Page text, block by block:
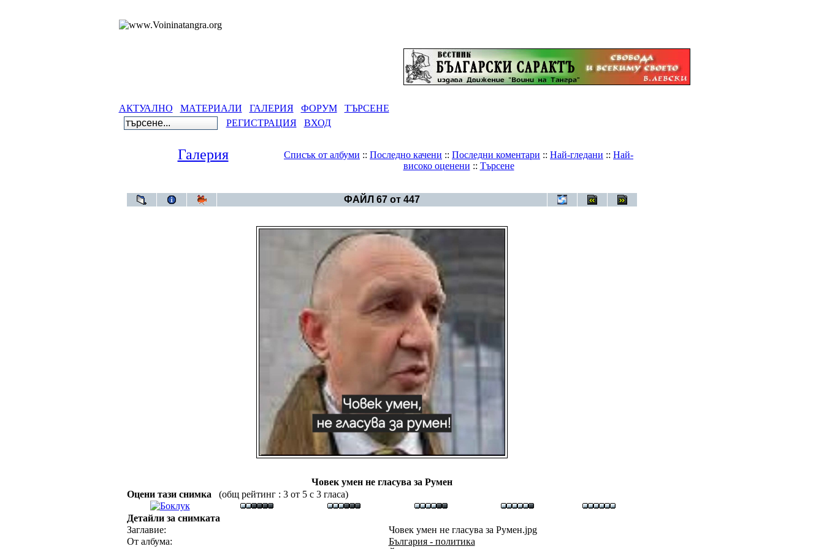
АКТУАЛНО МАТЕРИАЛИ ГАЛЕРИЯ ФОРУМ
ТЪРСЕНЕ
РЕГИСТРАЦИЯ
ВХОД
Галерия Списък от албуми :: Последно качени :: Последни коментари :: Най-гледани :: Най-
високо оценени :: Търсене
ФАЙЛ 67 от 447
Човек умен не гласува за Румен
Оцени тази снимка
(общ рейтинг : 3 от 5 с 3 гласа)
Детайли за снимката
Заглавие:
Човек умен не гласува за Румен.jpg
От албума:
България - политика